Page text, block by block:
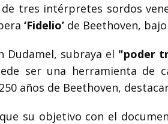
tres intérpretes sordos
‘Fidelio’ de Beethoven,
Dudamel, subraya el "poder
ser una herramienta de
años de Beethoven,
su objetivo con el